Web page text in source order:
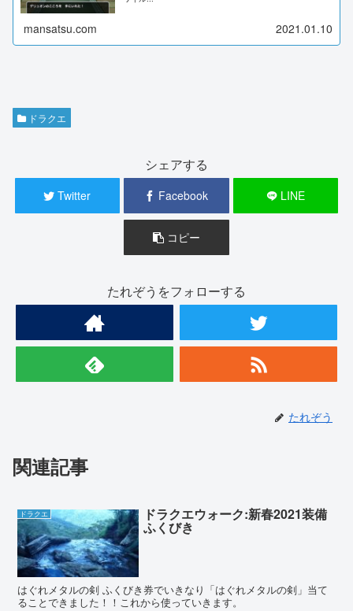
mansatsu.com 2021.01.10
ドラクエ
シェアする
Twitter Facebook LINE
コピー
たれぞうをフォローする
たれぞう
関連記事
ドラクエ ドラクエウォーク:新春2021装備
ふくびき
はぐれメタルの剣 ふくびき券でいきなり「はぐれメタルの剣」当て
ることできました！！これから使っていきます。